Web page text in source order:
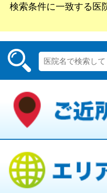
検索条件に一致する医